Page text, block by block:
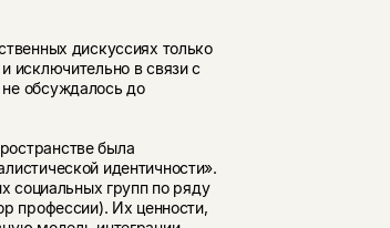
дискуссиях только
исключительно в связи с
обсуждалось до
была
идентичности».
социальных групп по ряду
профессии). Их ценности,